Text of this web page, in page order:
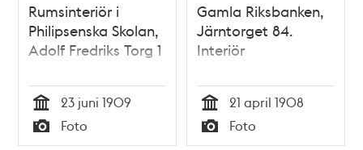
Rumsinteriör i
Philipsenska Skolan,
Adolf Fredriks Torg 1
Tid
23 juni 1909
Typ
Foto
Gamla Riksbanken,
Järntorget 84.
Interiör
Tid
21 april 1908
Typ
Foto